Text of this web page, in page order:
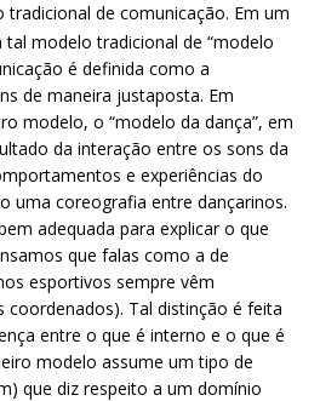
de comunicação. Em um
tal modelo tradicional de “modelo
é definida como a
de maneira justaposta. Em
modelo, o “modelo da dança”, em
da interação entre os sons da
e experiências do
uma coreografia entre dançarinos.
adequada para explicar o que
que falas como a de
esportivos sempre vêm
coordenados). Tal distinção é feita
entre o que é interno e o que é
modelo assume um tipo de
que diz respeito a um domínio